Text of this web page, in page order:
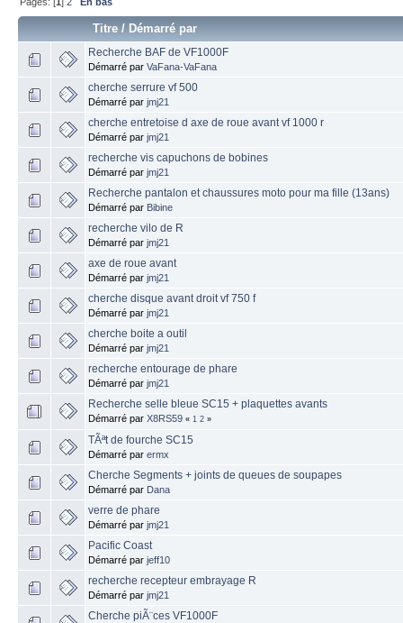
Titre /Démarré par
Recherche BAF de VF1000F
Démarré par VaFana-VaFana
cherche serrure vf 500
Démarré par jmj21
cherche entretoise d axe de roue avant vf 1000 r
Démarré par jmj21
recherche vis capuchons de bobines
Démarré par jmj21
Recherche pantalon et chaussures moto pour ma fille (13ans)
Démarré par Bibine
recherche vilo de R
Démarré par jmj21
axe de roue avant
Démarré par jmj21
cherche disque avant droit vf 750 f
Démarré par jmj21
cherche boite a outil
Démarré par jmj21
recherche entourage de phare
Démarré par jmj21
Recherche selle bleue SC15 + plaquettes avants
Démarré par X8RS59 « 1 2 »
TÃªt de fourche SC15
Démarré par ermx
Cherche Segments + joints de queues de soupapes
Démarré par Dana
verre de phare
Démarré par jmj21
Pacific Coast
Démarré par jeff10
recherche recepteur embrayage R
Démarré par jmj21
Cherche piÃ¨ces VF1000F